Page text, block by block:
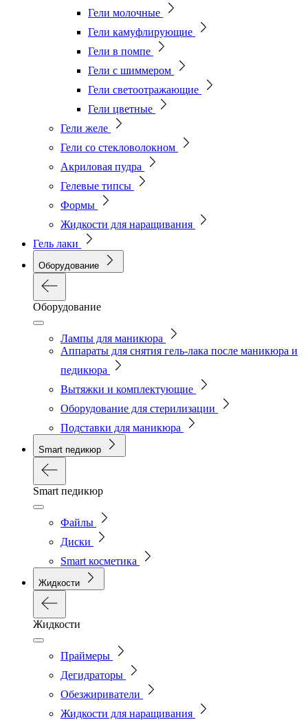
Гели молочные
Гели камуфлирующие
Гели в помпе
Гели с шиммером
Гели светоотражающие
Гели цветные
Гели желе
Гели со стекловолокном
Акриловая пудра
Гелевые типсы
Формы
Жидкости для наращивания
Гель лаки
Оборудование
Оборудование
Лампы для маникюра
Аппараты для снятия гель-лака после маникюра и
педикюра
Вытяжки и комплектующие
Оборудование для стерилизации
Подставки для маникюра
Smart педикюр
Smart педикюр
Файлы
Диски
Smart косметика
Жидкости
Жидкости
Праймеры
Дегидраторы
Обезжириватели
Жидкости для наращивания